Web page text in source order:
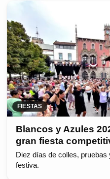
FIESTAS
Blancos y Azules
gran fiesta
Diez días de colles, pruebas
festiva.